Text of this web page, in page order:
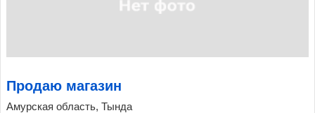
Продаю магазин
Амурская область, Тында